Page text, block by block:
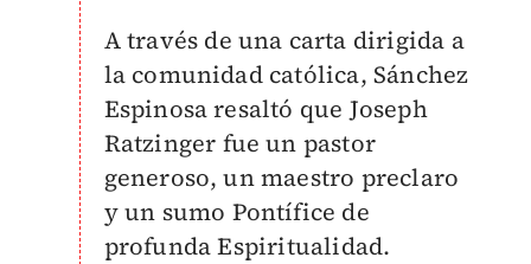
A través de una carta dirigida a
la comunidad católica, Sánchez
Espinosa resaltó que Joseph
Ratzinger fue un pastor
generoso, un maestro preclaro
y un sumo Pontífice de
profundaEspiritualidad.